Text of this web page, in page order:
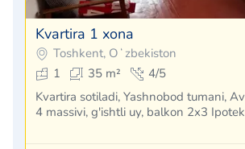
Kvartira 1 xona
Toshkent, Oʻzbekiston
1
35 m²
4/5
Kvartira sotiladi, Yashnobod tumani,
4 massivi, g'ishtli uy, balkon 2x3